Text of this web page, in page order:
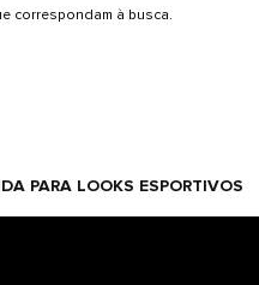
correspondam à busca.
PARA LOOKS ESPORTIVOS